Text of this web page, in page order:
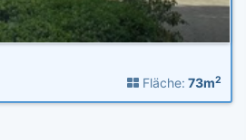
Fläche: 73m2